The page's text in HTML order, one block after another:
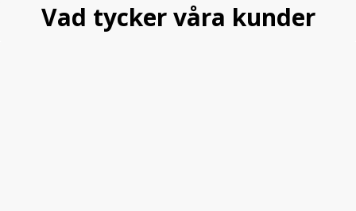
Vad tycker våra kunder